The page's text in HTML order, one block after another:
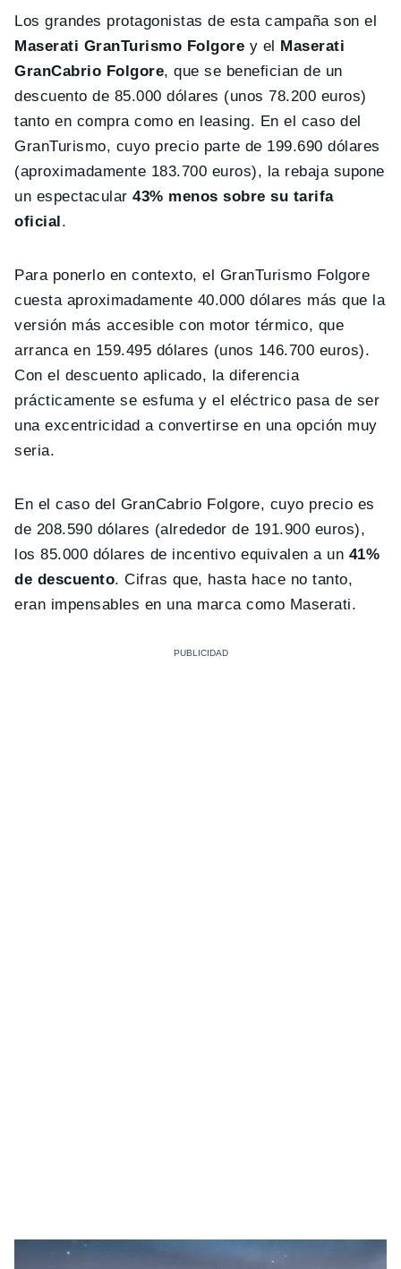
Los grandes protagonistas de esta campaña son el
Maserati GranTurismo Folgore y el Maserati
GranCabrio Folgore, que se benefician de un
descuento de 85.000 dólares (unos 78.200 euros)
tanto en compra como en leasing. En el caso del
GranTurismo, cuyo precio parte de 199.690 dólares
(aproximadamente 183.700 euros), la rebaja supone
un espectacular43% menos sobre su tarifa
oficial.
Para ponerlo en contexto, el GranTurismo Folgore
cuesta aproximadamente 40.000 dólares más que la
versión más accesible con motor térmico, que
arranca en 159.495 dólares (unos 146.700 euros).
Con el descuento aplicado, la diferencia
prácticamente se esfuma y el eléctrico pasa de ser
una excentricidad a convertirse en una opción muy
seria.
En el caso del GranCabrio Folgore, cuyo precio es
de 208.590 dólares (alrededor de 191.900 euros),
los 85.000 dólares de incentivo equivalen a un 41%
de descuento. Cifras que, hasta hace no tanto,
eran impensables en una marca como Maserati.